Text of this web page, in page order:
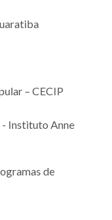
– CECIP
- Instituto Anne
de